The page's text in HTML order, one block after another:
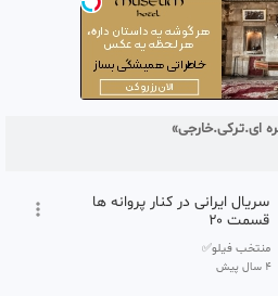
ای.ترکی.خارجی»
سریال ایرانی در کنار پروانه ها
قسمت ۲۰
منتخب فیلو✅
4 سال پیش